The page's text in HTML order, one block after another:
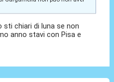
sti chiari di luna se non
anno stavi con Pisa e